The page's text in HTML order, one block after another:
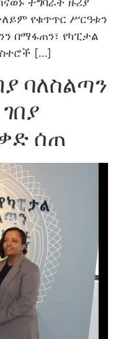
የቁጥጥር ሥርዓቱን
በማፋጠን፣ የካፒታል
[…]
ባለስልጣን
ሰጠ